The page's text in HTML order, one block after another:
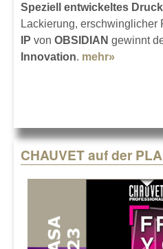
Speziell entwickeltes
Lackierung, erschwinglicher
IP von OBSIDIAN gewinnt
Innovation. mehr»
CHAUVET auf der